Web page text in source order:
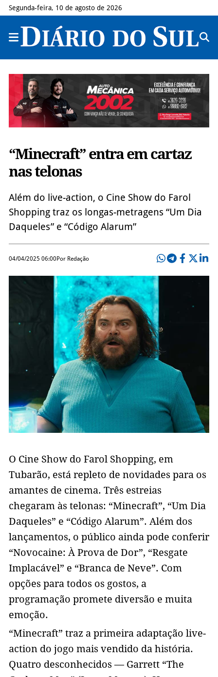
Segunda-feira, 10 de agosto de 2026
“Minecraft” entra em cartaz
nas telonas
Além do live-action, o Cine Show do Farol
Shopping traz os longas-metragens “Um Dia
Daqueles” e “Código Alarum”
04/04/2025 06:00Por Redação
O Cine Show do Farol Shopping, em
Tubarão, está repleto de novidades para os
amantes de cinema. Três estreias
chegaram às telonas: “Minecraft”, “Um Dia
Daqueles” e “Código Alarum”. Além dos
lançamentos, o público ainda pode conferir
“Novocaine: À Prova de Dor”, “Resgate
Implacável” e “Branca de Neve”. Com
opções para todos os gostos, a
programação promete diversão e muita
emoção.
“Minecraft” traz a primeira adaptação live-
action do jogo mais vendido da história.
Quatro desconhecidos — Garrett “The